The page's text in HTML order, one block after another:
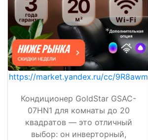
https://market.yandex.ru/cc/9R8awm
Кондиционер GoldStar GSAC-
07HN1 для комнаты до 20
квадратов — это отличный
выбор: он инверторный,